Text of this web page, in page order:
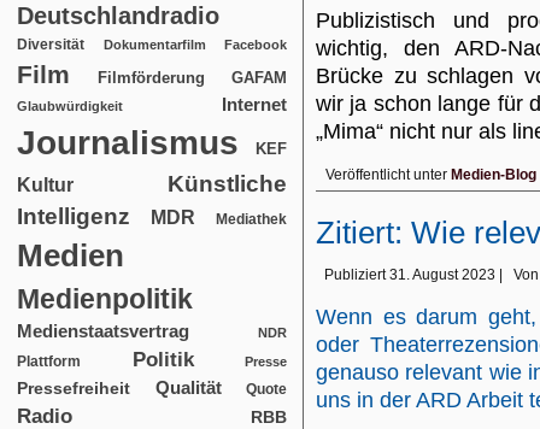
Deutschlandradio
Diversität Dokumentarfilm Facebook
Film Filmförderung GAFAM
Glaubwürdigkeit Internet
Journalismus KEF
Kultur
Künstliche
Intelligenz
MDR Mediathek
Medien
Medienpolitik
Medienstaatsvertrag NDR
Plattform Politik Presse
Pressefreiheit Qualität Quote
Radio RBB
Publizistisch und
wichtig, den ARD-
Brücke zu schlagen
wir ja schon lange für
„Mima“ nicht nur als
Veröffentlicht unter Medien-Blog
Zitiert: Wie
Publiziert 31. August 2023 Von
Wenn es darum
oder
genauso relevant wie
uns in der ARD Arbeit